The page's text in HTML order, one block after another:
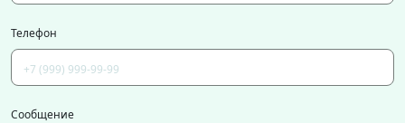
Телефон
Сообщение